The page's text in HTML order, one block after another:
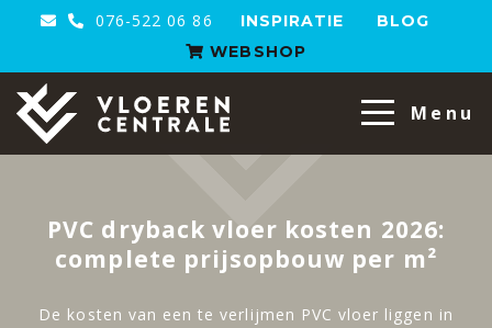
076-522 06 86 INSPIRATIE
BLOG
WEBSHOP
VloerenCentrale
Menu
PVC dryback vloer kosten 2026:
complete prijsopbouw per m²
De kosten van een te verlijmen PVC vloer liggen in